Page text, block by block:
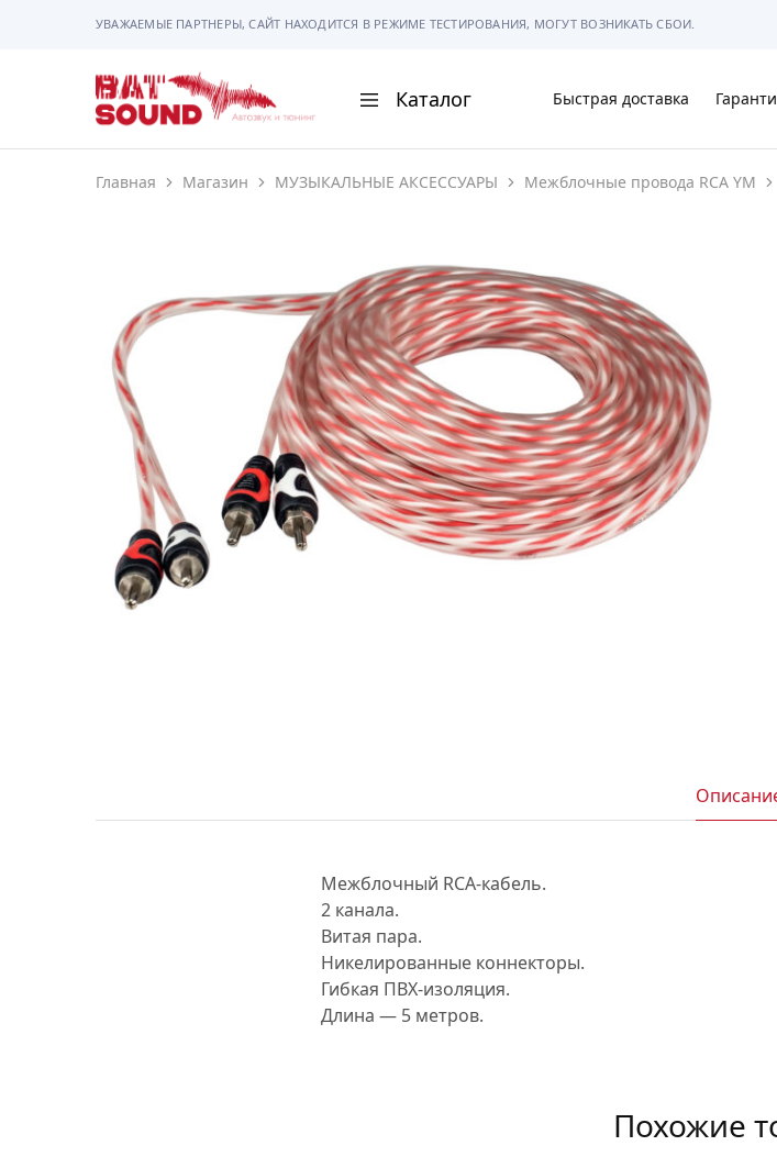
УВАЖАЕМЫЕ ПАРТНЕРЫ, САЙТ НАХОДИТСЯ В РЕЖИМЕ ТЕСТИРОВАНИЯ, МОГУТ ВОЗНИКАТЬ СБОИ.
BAT
Sound
Каталог
АВТОМАГНИТОЛЫ
АКУСТИКА
РАМКИ И РАЗЪЕМЫ
ГАДЖЕТЫ
СИГНАЛИЗАЦИИ
ПОМОЩЬ ПРИ ПАРКОВКЕ
МУЗЫКАЛЬНЫЕ АКСЕССУАРЫ
АВТОУСИЛИТЕЛИ
Быстрая доставка
Главная Магазин МУЗЫКАЛЬНЫЕ АКСЕССУАРЫ Межблочные провода RCA YM
Межблочный RCA-кабель.
2 канала.
Витая пара.
Никелированные коннекторы.
Гибкая ПВХ-изоляция.
Длина — 5 метров.
Похожие